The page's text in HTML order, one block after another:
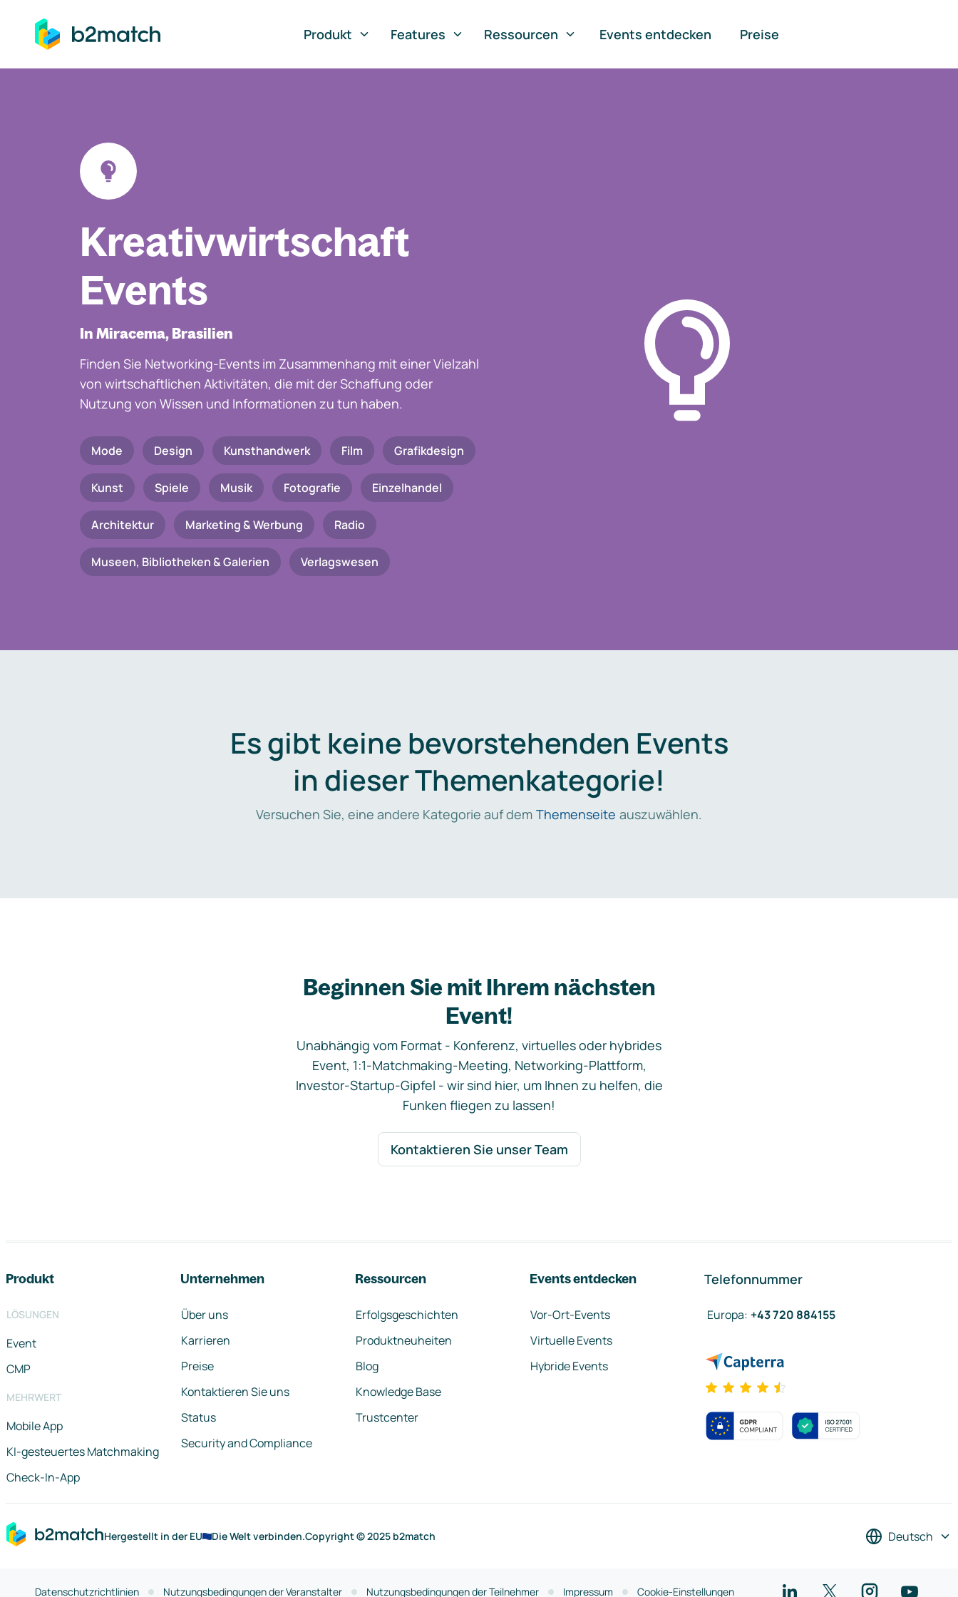
springen
Produkt
Features Ressourcen Events entdecken Preise
Kreativwirtschaft
Events
In Miracema, Brasilien
Finden Sie Networking-Events im Zusammenhang mit einer Vielzahl
von wirtschaftlichen Aktivitäten, die mit der Schaffung oder
Nutzung von Wissen und Informationen zu tun haben.
Mode Design Kunsthandwerk Film Grafikdesign
Kunst Spiele Musik Fotografie Einzelhandel
Architektur Marketing & Werbung Radio
Museen, Bibliotheken & Galerien Verlagswesen
Es gibt keine bevorstehenden Events
in dieser Themenkategorie!
Versuchen Sie, eine andere Kategorie auf dem Themenseite auszuwählen.
Beginnen Sie mit Ihrem nächsten
Event!
Unabhängig vom Format - Konferenz, virtuelles oder hybrides
Event, 1:1-Matchmaking-Meeting, Networking-Plattform,
Investor-Startup-Gipfel - wir sind hier, um Ihnen zu helfen, die
Funken fliegen zu lassen!
Kontaktieren Sie unser Team
Produkt
LÖSUNGEN
Event
CMP
MEHRWERT
Mobile App
KI-gesteuertes Matchmaking
Check-In-App
Unternehmen
Über uns
Karrieren
Preise
Kontaktieren Sie uns
Status
Security and Compliance
Ressourcen
Erfolgsgeschichten
Produktneuheiten
Blog
Knowledge Base
Trustcenter
Events entdecken
Vor-Ort-Events
Virtuelle Events
Hybride Events
Telefonnummer
Europa: +43 720 884155
Hergestellt in der EU Die Welt verbinden.Copyright © 2025 b2match Deutsch
Datenschutzrichtlinien Nutzungsbedingungen der Veranstalter Nutzungsbedingungen der Teilnehmer Impressum Cookie-Einstellungen